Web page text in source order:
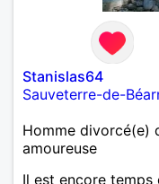
Stanislas64
Sauveterre-de-
Homme divorcé(e)
amoureuse
Il est encore temps